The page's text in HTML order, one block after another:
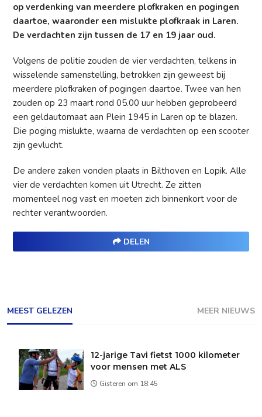
op verdenking van meerdere plofkraken en pogingen
daartoe, waaronder een mislukte plofkraak in Laren.
De verdachten zijn tussen de 17 en 19 jaar oud.
Volgens de politie zouden de vier verdachten, telkens in
wisselende samenstelling, betrokken zijn geweest bij
meerdere plofkraken of pogingen daartoe. Twee van hen
zouden op 23 maart rond 05.00 uur hebben geprobeerd
een geldautomaat aan Plein 1945 in Laren op te blazen.
Die poging mislukte, waarna de verdachten op een scooter
zijn gevlucht.
De andere zaken vonden plaats in Bilthoven en Lopik. Alle
vier de verdachten komen uit Utrecht. Ze zitten
momenteel nog vast en moeten zich binnenkort voor de
rechter verantwoorden.
DELEN
MEEST GELEZEN MEER NIEUWS
12-jarige Tavi fietst 1000 kilometer
voor mensen met ALS
Gisteren om 18:45